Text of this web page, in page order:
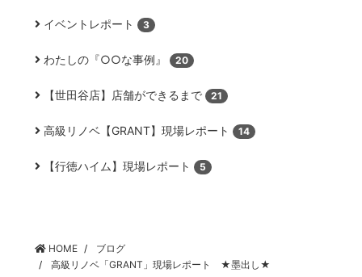
イベントレポート 3
わたしの『○○な事例』 20
【世田谷店】店舗ができるまで 21
高級リノベ【GRANT】現場レポート 14
【行徳ハイム】現場レポート 5
HOME
ブログ
高級リノベ「GRANT」現場レポート ★墨出し★